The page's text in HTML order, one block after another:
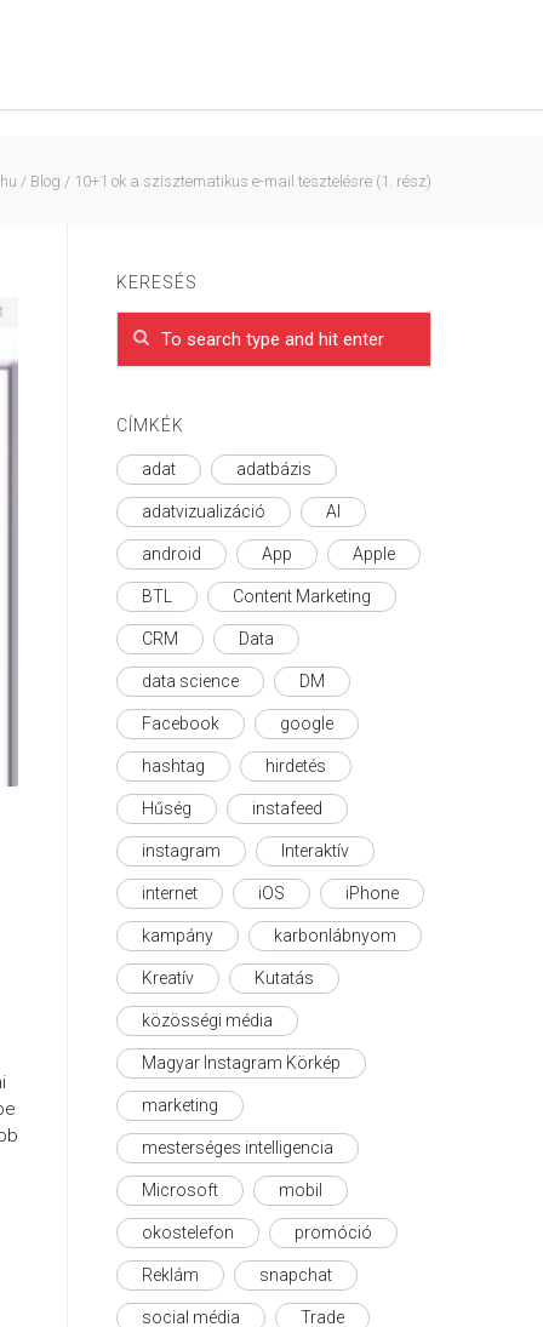
/ Blog / 10+1 ok a szisztematikus e-mail tesztelésre (1. rész)
KERESÉS
CÍMKÉK
adat adatbázis
adatvizualizáció AI
android App Apple
BTL Content Marketing
CRM Data
data science DM
Facebook google
hashtag hirdetés
Hűség instafeed
instagram Interaktív
internet iOS iPhone
kampány karbonlábnyom
Kreatív Kutatás
közösségi média
Magyar Instagram Körkép
marketing
mesterséges intelligencia
Microsoft mobil
okostelefon promóció
Reklám snapchat
social média Trade